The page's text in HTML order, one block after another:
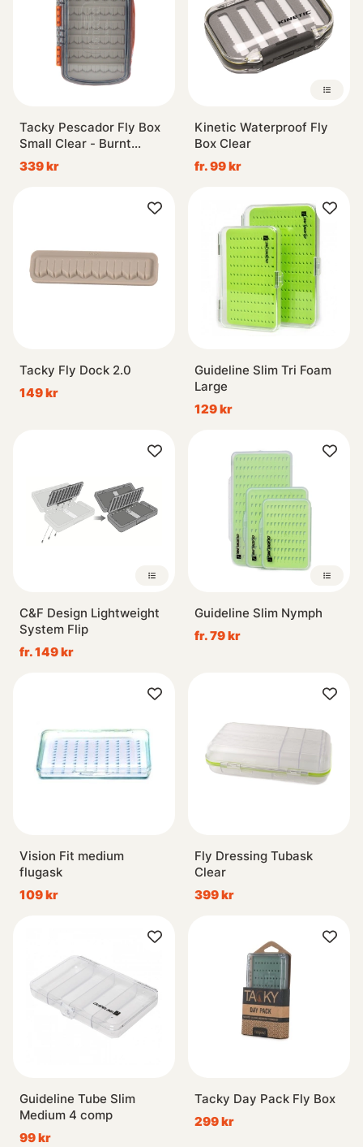
Tacky Pescador Fly Box
Small Clear - Burnt
Orange
339 kr
Kinetic Waterproof Fly
Box Clear
fr. 99 kr
Tacky Fly Dock 2.0
149 kr
Guideline Slim Tri Foam
Large
129 kr
C&F Design Lightweight
System Flip
fr. 149 kr
Guideline Slim Nymph
fr. 79 kr
Vision Fit medium
flugask
109 kr
Fly Dressing Tubask
Clear
399 kr
Guideline Tube Slim
Medium 4 comp
99 kr
Tacky Day Pack Fly Box
299 kr